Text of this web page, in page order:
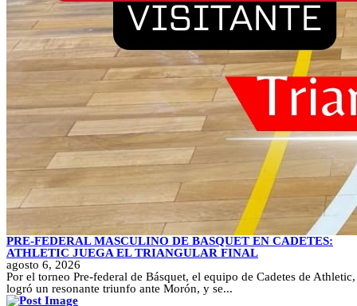
PRE-FEDERAL MASCULINO DE BASQUET EN CADETES:
ATHLETIC JUEGA EL TRIANGULAR FINAL
agosto 6, 2026
Por el torneo Pre-federal de Básquet, el equipo de Cadetes de Athletic,
logró un resonante triunfo ante Morón, y se...